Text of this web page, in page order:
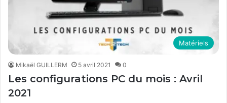
Matériels
Mikaël GUILLERM 5 avril 2021 0
Les configurations PC du mois : Avril
2021